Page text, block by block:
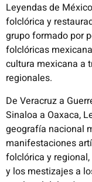
Leyendas de
folclórica y
grupo formado por
folclóricas
cultura mexicana a
regionales.
De Veracruz a
Sinaloa a Oaxaca,
geografía nacional
manifestaciones
folclórica y
y los mestizajes a